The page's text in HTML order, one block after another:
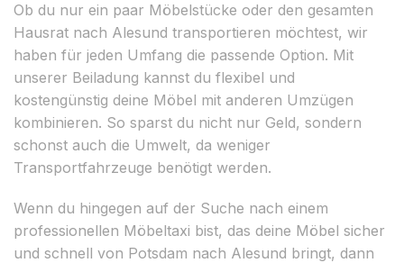
Ob du nur ein paar Möbelstücke oder den gesamten
Hausrat nach Alesund transportieren möchtest, wir
haben für jeden Umfang die passende Option. Mit
unserer Beiladung kannst du flexibel und
kostengünstig deine Möbel mit anderen Umzügen
kombinieren. So sparst du nicht nur Geld, sondern
schonst auch die Umwelt, da weniger
Transportfahrzeuge benötigt werden.
Wenn du hingegen auf der Suche nach einem
professionellen Möbeltaxi bist, das deine Möbel sicher
und schnell von Potsdam nach Alesund bringt, dann